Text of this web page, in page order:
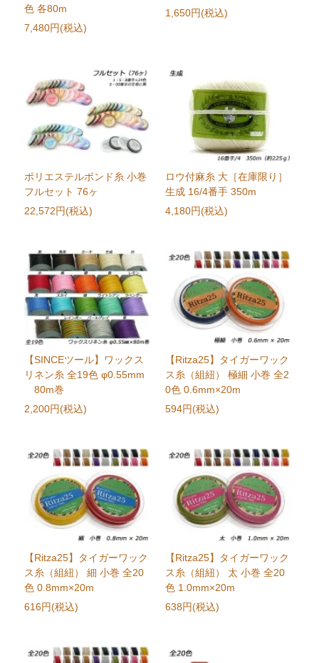
色 各80m
7,480円(税込)
1,650円(税込)
ポリエステルボンド糸 小巻
フルセット 76ヶ
22,572円(税込)
ロウ付麻糸 大［在庫限り］
生成 16/4番手 350m
4,180円(税込)
【SINCEツール】ワックス
リネン糸 全19色 φ0.55mm
80m巻
2,200円(税込)
【Ritza25】タイガーワック
ス糸（組紐） 極細 小巻 全2
0色 0.6mm×20m
594円(税込)
【Ritza25】タイガーワック
ス糸（組紐） 細 小巻 全20
色 0.8mm×20m
616円(税込)
【Ritza25】タイガーワック
ス糸（組紐） 太 小巻 全20
色 1.0mm×20m
638円(税込)